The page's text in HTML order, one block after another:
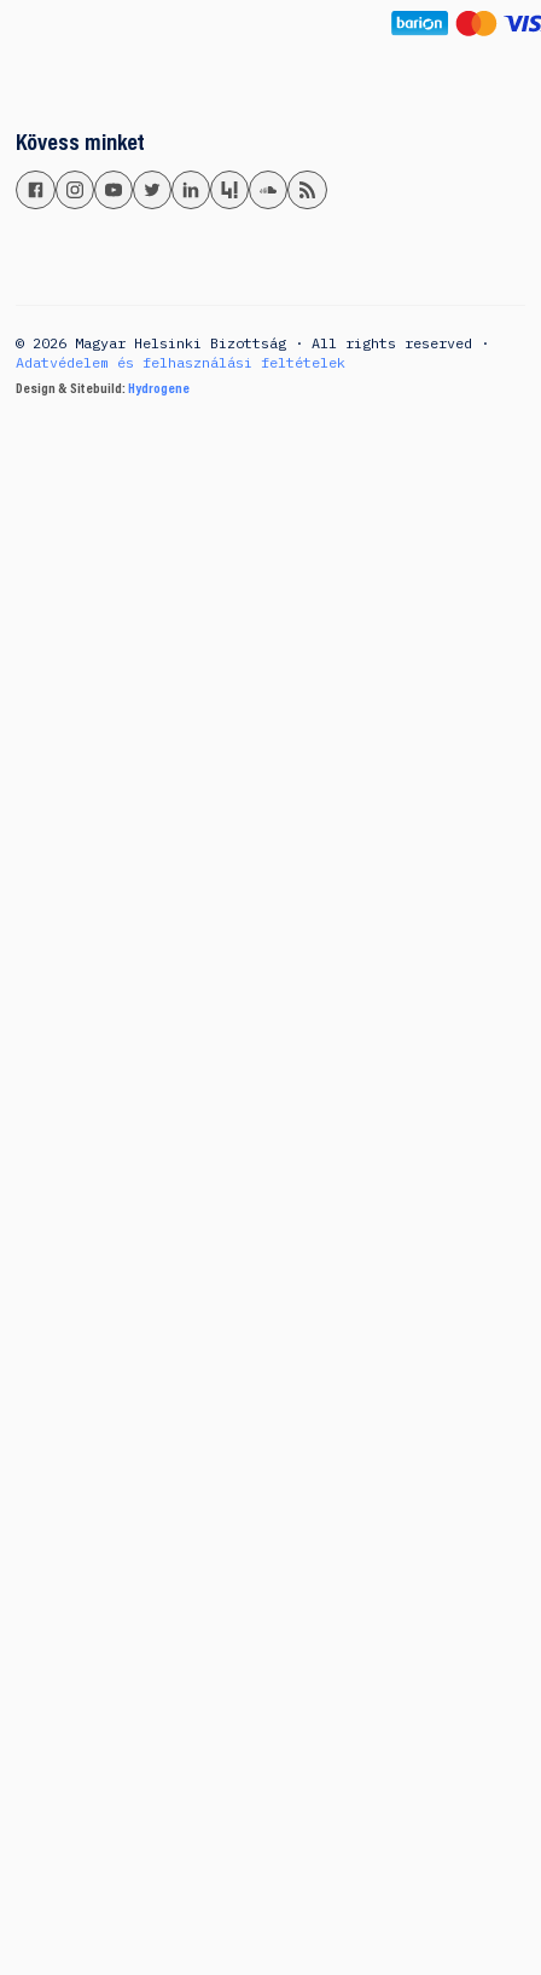
Kövess minket
© 2026 Magyar Helsinki Bizottság · All rights reserved ·
Adatvédelem és felhasználási feltételek
Design & Sitebuild: Hydrogene